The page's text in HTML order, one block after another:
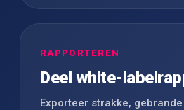
RAPPORTEREN
Deel white-
Exporteer strakke,